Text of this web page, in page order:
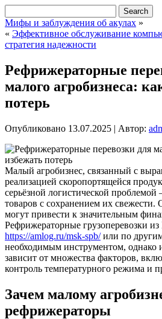
Мифы и заблуждения об акулах »
« Эффективное обслуживание
стратегия надежности
Рефрижераторные
малого агробизнеса:
потерь
Опубликовано 13.07.2025 | Автор:
Малый агробизнес, связанный с
реализацией скоропортящейся
серьёзной логистической
товаров с сохранением их
могут привести к значительным
Рефрижераторные грузоперевозки
https://amlog.ru/msk-spb/или по
необходимым инструментом, однако
зависит от множества факторов,
контроль температурного режима и
Зачем малому
рефрижераторы